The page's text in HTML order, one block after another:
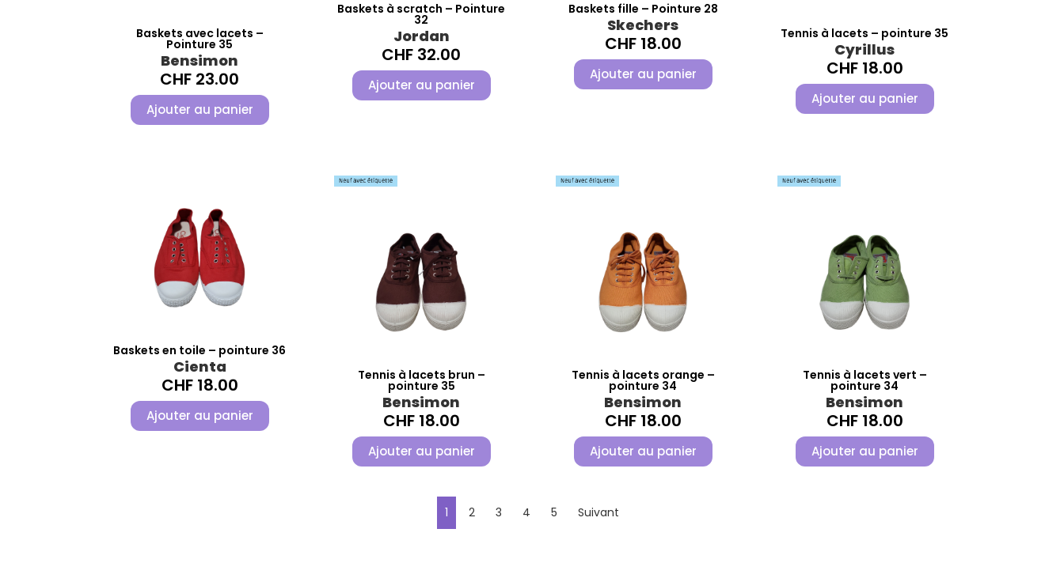
Baskets avec lacets –
Pointure 35
Bensimon
CHF 23.00
Ajouter au panier
Baskets à scratch – Pointure
32
Jordan
CHF 32.00
Ajouter au panier
Baskets fille – Pointure 28
Skechers
CHF18.00
Ajouter au panier
Tennis à lacets – pointure 35
Cyrillus
CHF18.00
Ajouter au panier
Baskets en toile – pointure 36
Cienta
CHF18.00
Ajouter au panier
Tennis à lacets brun –
pointure 35
Bensimon
CHF18.00
Ajouter au panier
Tennis à lacets orange –
pointure 34
Bensimon
CHF18.00
Ajouter au panier
Tennis à lacets vert –
pointure 34
Bensimon
CHF18.00
Ajouter au panier
1 2 3 4 5 Suivant